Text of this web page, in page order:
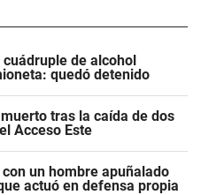
de alcohol
quedó detenido
tras la caída de dos
Acceso Este
un hombre apuñalado
actuó en defensa propia